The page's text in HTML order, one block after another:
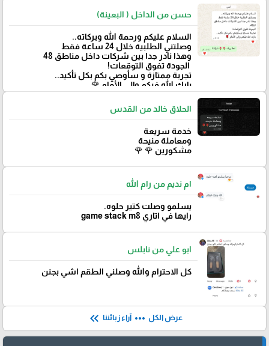
حسن من الداخل ( البعينة)
‏السلام عليكم ورحمة الله وبركاته..
وصلتني الطلبية خلال 24 ساعة فقط
‏وهذا نادر جدا بين شركات داخل مناطق 48
‏ الجودة تفوق التوقعات!
تجربة ممتازة و سأوصي بكم بكل تأكيد..
‏بارك الله فيكم وإلى الأمام 🌹
الحلاق خالد من القدس
خدمة سريعة
ومعاملة منيحة
مشكورين 🌹 🌹
ام نديم من رام الله
يسلمو وصلت كتير حلوه.
رايها في اتاري game stack m8
ابو علي من نابلس
كل الاحترام والله وصلني الطقم اشي بجنن
عرض الكل more_horiz آراء زبائننا keyboard_double_arrow_left